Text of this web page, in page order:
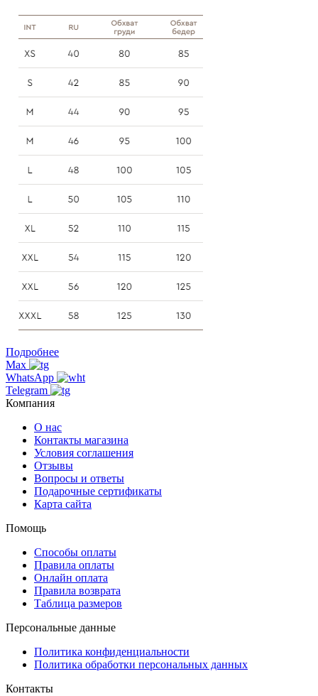
Подробнее
Max
WhatsApp
Telegram
Компания
О нас
Контакты магазина
Условия соглашения
Отзывы
Вопросы и ответы
Подарочные сертификаты
Карта сайта
Помощь
Способы оплаты
Правила оплаты
Онлайн оплата
Правила возврата
Таблица размеров
Персональные данные
Политика конфиденциальности
Политика обработки персональных данных
Контакты